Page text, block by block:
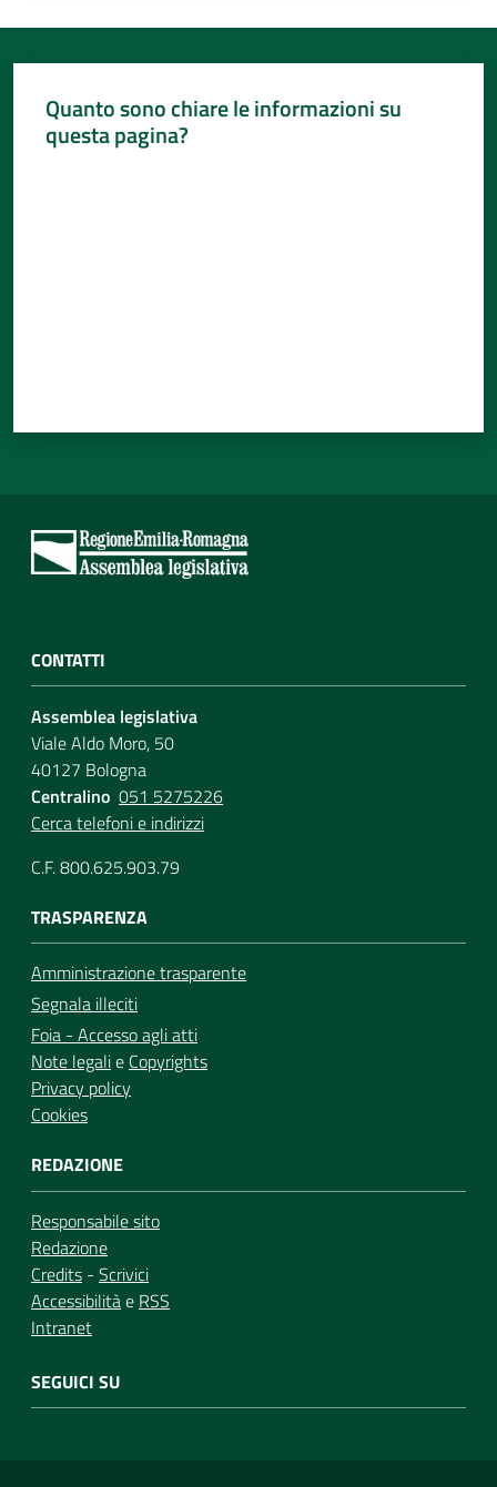
Quanto sono chiare le informazioni su
questa pagina?
CONTATTI
Assemblea legislativa
Viale Aldo Moro, 50
40127 Bologna
Centralino 051 5275226
Cerca telefoni e indirizzi
C.F. 800.625.903.79
TRASPARENZA
Amministrazione trasparente
Segnala illeciti
Foia - Accesso agli atti
Note legalie Copyrights
Privacy policy
Cookies
REDAZIONE
Responsabile sito
Redazione
Credits - Scrivici
Accessibilitàe RSS
Intranet
SEGUICI SU